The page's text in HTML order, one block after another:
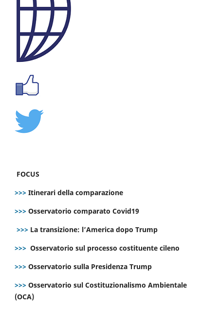
FOCUS
>>> Itinerari della comparazione
>>> Osservatorio comparato Covid19
>>> La transizione: l’America dopo Trump
>>> Osservatorio sul processo costituente cileno
>>> Osservatorio sulla Presidenza Trump
>>> Osservatorio sul Costituzionalismo Ambientale
(OCA)